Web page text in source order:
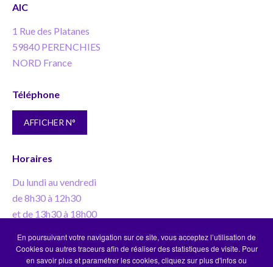
AIC
1 Rue des Platanes
59840 PERENCHIES
NORD France
Téléphone
AFFICHER N°
Horaires
Du lundi au vendredi
de 8h30 à 12h30
et de 13h30 à 18h00
numéro d’agrément Police d'assurance : N°
En poursuivant votre navigation sur ce site, vous acceptez l’utilisation de
Cookies ou autres traceurs afin de réaliser des statistiques de visite. Pour
en savoir plus et paramétrer les cookies, cliquez sur plus d'infos ou